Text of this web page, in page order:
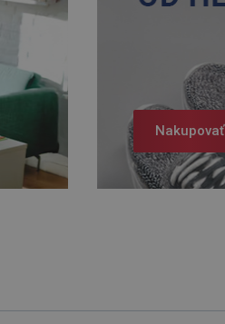
Nakupovať